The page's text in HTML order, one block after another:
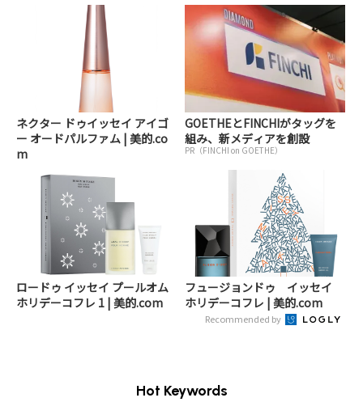
ネクター ドゥイッセイ アイゴ
ー オードパルファム | 美的.co
m
GOETHEとFINCHIがタッグを
組み、新メディアを創設
PR（FINCHI on GOETHE）
ロードゥ イッセイ プールオム
ホリデーコフレ 1 | 美的.com
フュージョンドゥ イッセイ
ホリデーコフレ | 美的.com
Recommended by
Hot Keywords